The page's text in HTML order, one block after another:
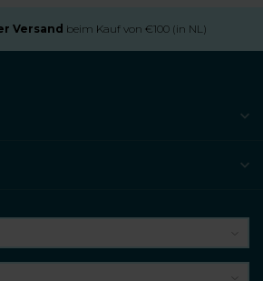
Versand beim Kauf von €100 (in NL)